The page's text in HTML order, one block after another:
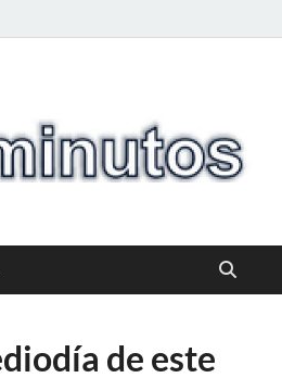
de este